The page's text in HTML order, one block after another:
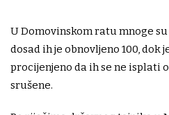
U Domovinskom ratu mnoge
dosad ih je obnovljeno 100, dok
procijenjeno da ih se ne isplati
srušene.